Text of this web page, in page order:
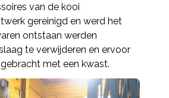
van de kooi
gereinigd en werd het
ontstaan werden
te verwijderen en ervoor
met een kwast.